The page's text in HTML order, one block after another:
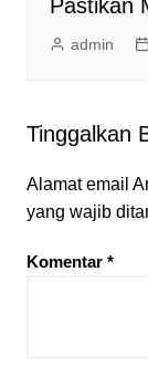
Pastikan
admin
Tinggalkan
Alamat email
yang wajib
Komentar *